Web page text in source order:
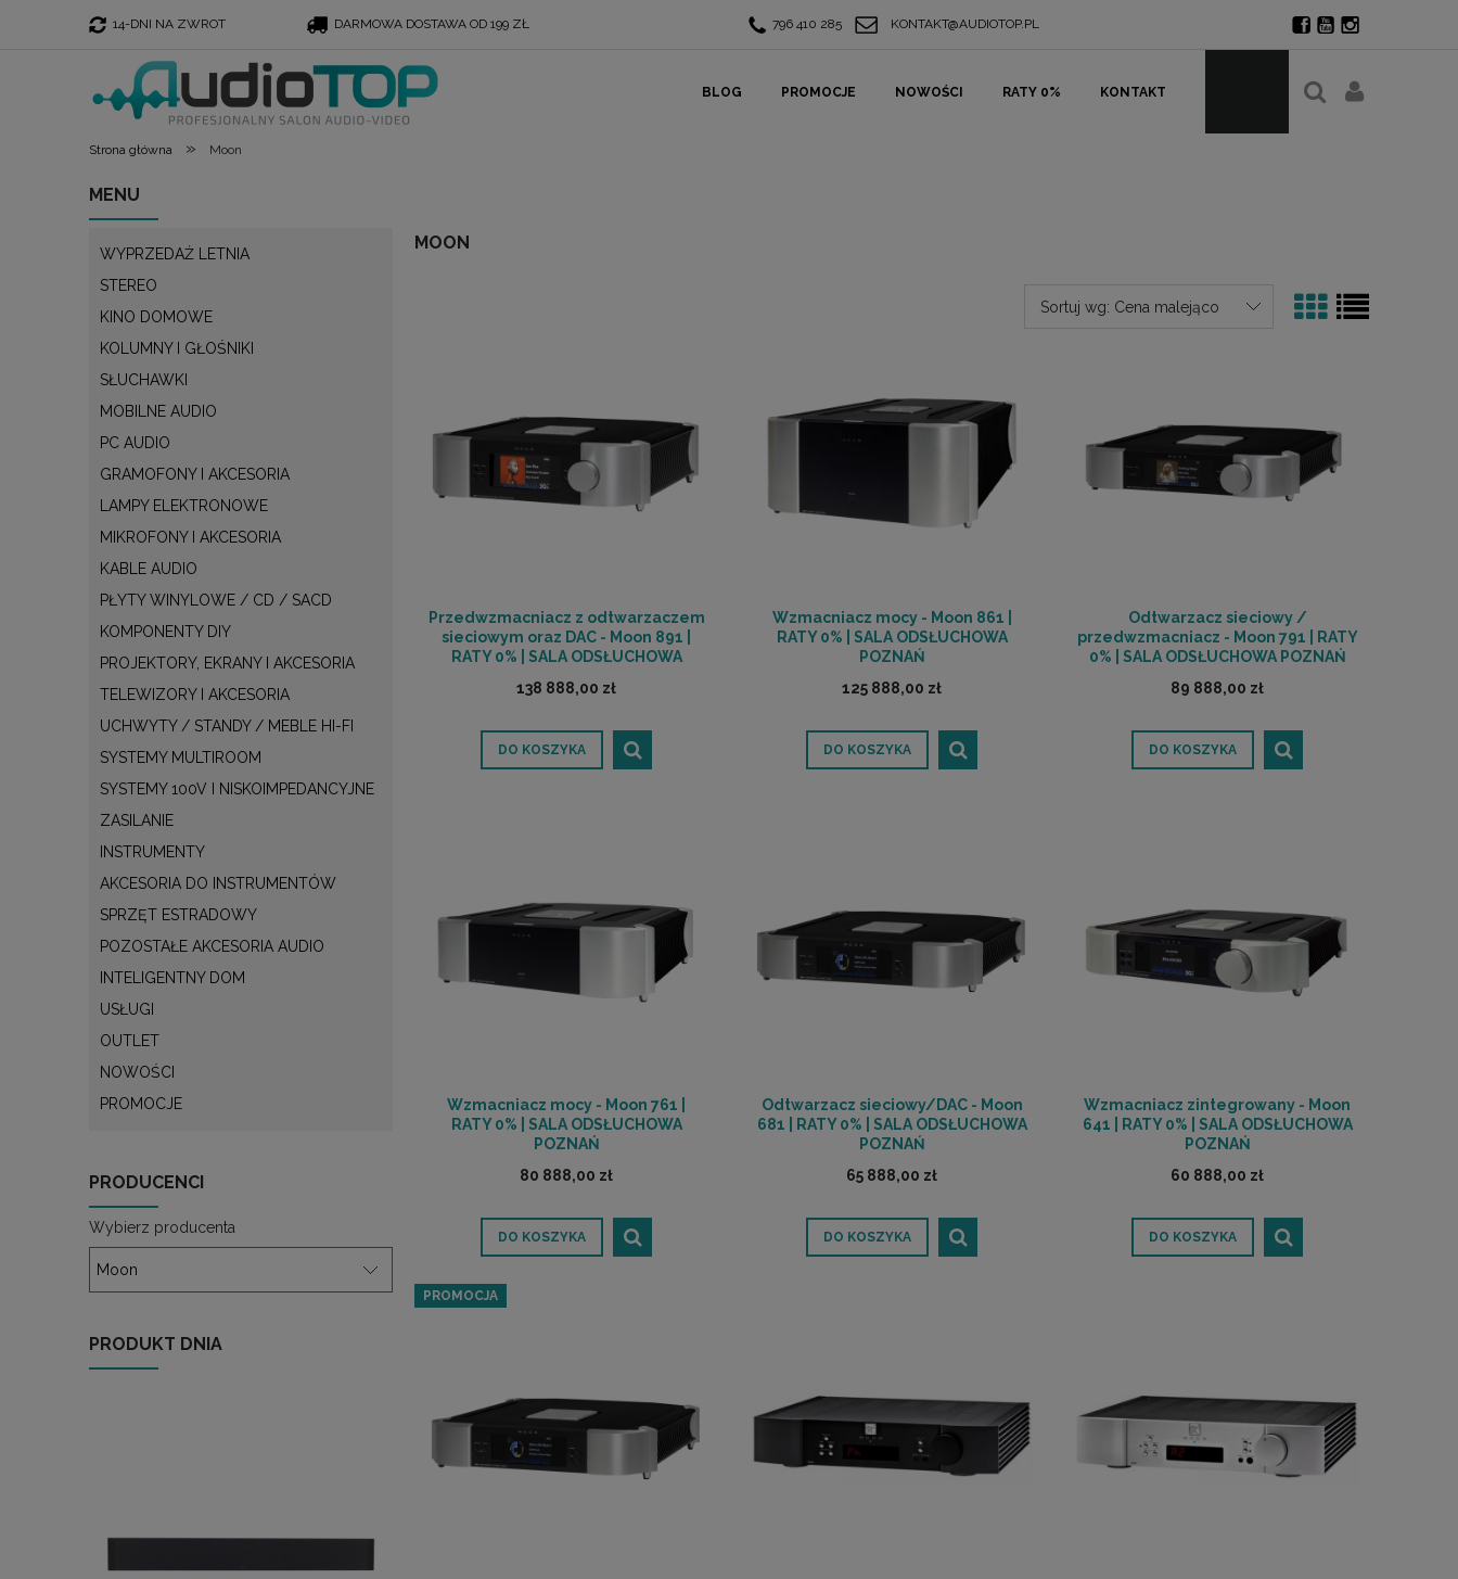
14-DNI NA ZWROT DARMOWA DOSTAWA OD 199 ZŁ 796 410 285 KONTAKT@AUDIOTOP.PL
BLOG PROMOCJE NOWOŚCI RATY 0% KONTAKT
Strona główna » Moon
MENU
WYPRZEDAŻ LETNIA
STEREO
KINO DOMOWE
KOLUMNY I GŁOŚNIKI
SŁUCHAWKI
MOBILNE AUDIO
PC AUDIO
GRAMOFONY I AKCESORIA
LAMPY ELEKTRONOWE
MIKROFONY I AKCESORIA
KABLE AUDIO
PŁYTY WINYLOWE / CD / SACD
KOMPONENTY DIY
PROJEKTORY, EKRANY I AKCESORIA
TELEWIZORY I AKCESORIA
UCHWYTY / STANDY / MEBLE HI-FI
SYSTEMY MULTIROOM
SYSTEMY 100V I NISKOIMPEDANCYJNE
ZASILANIE
INSTRUMENTY
AKCESORIA DO INSTRUMENTÓW
SPRZĘT ESTRADOWY
POZOSTAŁE AKCESORIA AUDIO
INTELIGENTNY DOM
USŁUGI
OUTLET
NOWOŚCI
PROMOCJE
PRODUCENCI
Wybierz producenta
PRODUKT DNIA
MOON
Sortuj wg: Cena malejąco
Przedwzmacniacz z odtwarzaczem
sieciowym oraz DAC - Moon 891 |
RATY 0% | SALA ODSŁUCHOWA
138 888,00 zł
DO KOSZYKA
Wzmacniacz mocy - Moon 861 |
RATY 0% | SALA ODSŁUCHOWA
POZNAŃ
125 888,00 zł
DO KOSZYKA
Odtwarzacz sieciowy /
przedwzmacniacz - Moon 791 | RATY
0% | SALA ODSŁUCHOWA POZNAŃ
89 888,00 zł
DO KOSZYKA
Wzmacniacz mocy - Moon 761 |
RATY 0% | SALA ODSŁUCHOWA
POZNAŃ
80 888,00 zł
DO KOSZYKA
Odtwarzacz sieciowy/DAC - Moon
681 | RATY 0% | SALA ODSŁUCHOWA
POZNAŃ
65 888,00 zł
DO KOSZYKA
Wzmacniacz zintegrowany - Moon
641 | RATY 0% | SALA ODSŁUCHOWA
POZNAŃ
60 888,00 zł
DO KOSZYKA
PROMOCJA